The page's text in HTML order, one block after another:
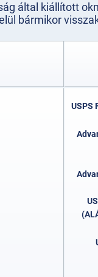
által kiállított
bármikor
USPS